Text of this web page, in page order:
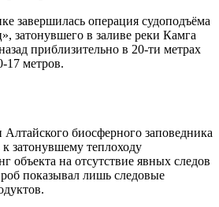
завершилась операция судоподъёма
затонувшего в заливе реки Камга
приблизительно в 20-ти метрах
17 метров.
биосферного заповедника
затонувшему теплоходу
объекта на отсутствие явных следов
показывал лишь следовые